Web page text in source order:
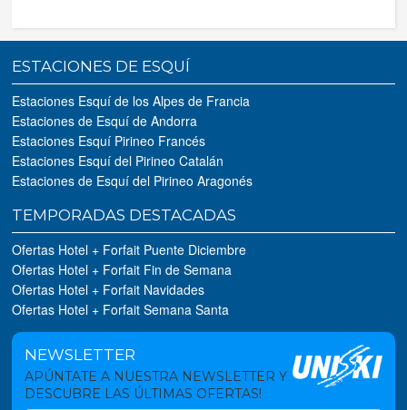
ESTACIONES DE ESQUÍ
Estaciones Esquí de los Alpes de Francia
Estaciones de Esquí de Andorra
Estaciones Esquí Pirineo Francés
Estaciones Esquí del Pirineo Catalán
Estaciones de Esquí del Pirineo Aragonés
TEMPORADAS DESTACADAS
Ofertas Hotel + Forfait Puente Diciembre
Ofertas Hotel + Forfait Fin de Semana
Ofertas Hotel + Forfait Navidades
Ofertas Hotel + Forfait Semana Santa
NEWSLETTER
APÚNTATE A NUESTRA NEWSLETTER Y
DESCUBRE LAS ÚLTIMAS OFERTAS!